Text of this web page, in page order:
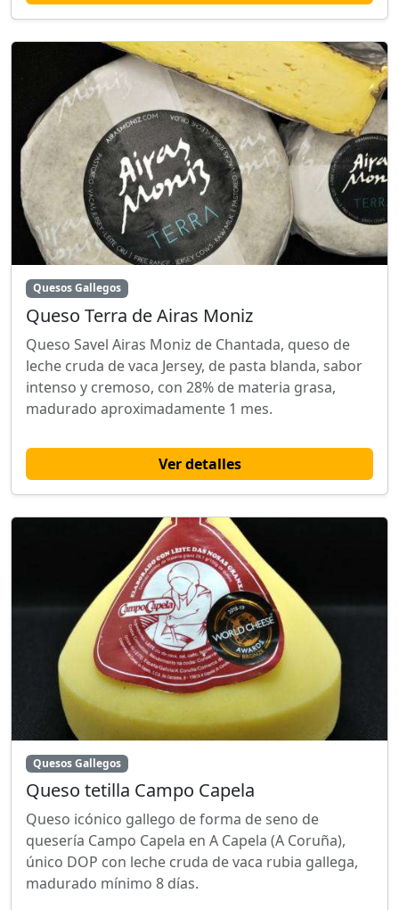
Quesos Gallegos
Queso Terra de Airas Moniz
Queso Savel Airas Moniz de Chantada, queso de
leche cruda de vaca Jersey, de pasta blanda, sabor
intenso y cremoso, con 28% de materia grasa,
madurado aproximadamente 1 mes.
Ver detalles
Quesos Gallegos
Queso tetilla Campo Capela
Queso icónico gallego de forma de seno de
quesería Campo Capela en A Capela (A Coruña),
único DOP con leche cruda de vaca rubia gallega,
madurado mínimo 8 días.